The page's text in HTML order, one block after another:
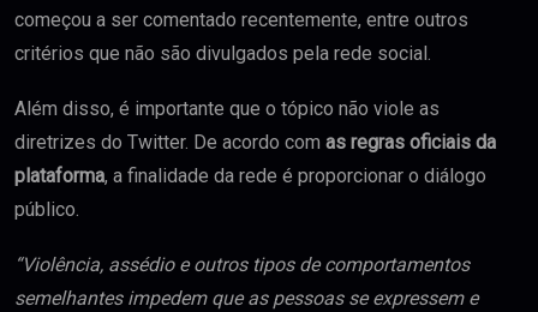
começou a ser comentado recentemente, entre outros
critérios que não são divulgados pela rede social.
Além disso, é importante que o tópico não viole as
diretrizes do Twitter. De acordo com as regras oficiais da
plataforma, a finalidade da rede é proporcionar o diálogo
público.
“Violência, assédio e outros tipos de comportamentos
semelhantes impedem que as pessoas se expressem e